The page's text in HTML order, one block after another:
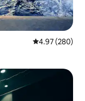
レビュー280
4.97 (280)